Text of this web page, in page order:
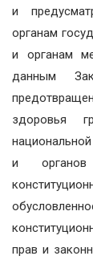
и
органам
и органам
данным
здоровья
и органов
прав и